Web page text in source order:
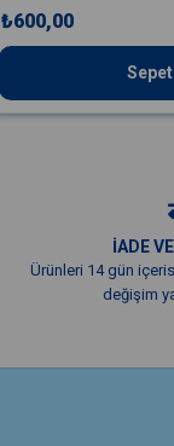
₺600,00
İADE
Ürünleri 14 gün
değişim